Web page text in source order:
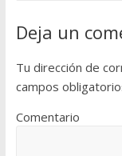
Deja un
Tu dirección de
campos
Comentario